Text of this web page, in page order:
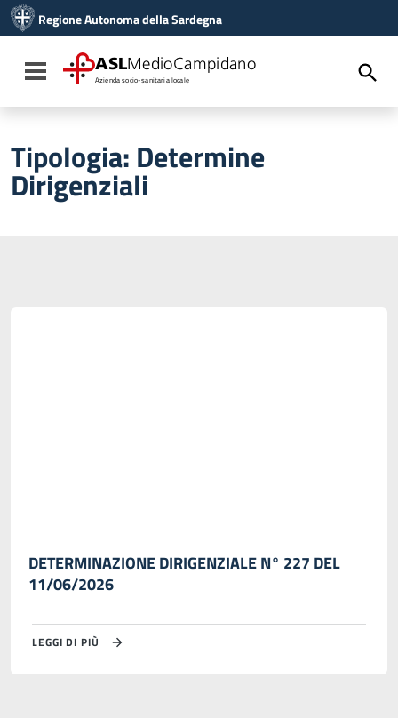
Vai al menu di navigazione
Vai al footer
Regione Autonoma della Sardegna
Toggle navigation
ASLMedioCampidano
Azienda socio-sanitaria locale
Tipologia: Determine
Dirigenziali
DETERMINAZIONE DIRIGENZIALE N° 227 DEL
11/06/2026
LEGGI DI PIÙ